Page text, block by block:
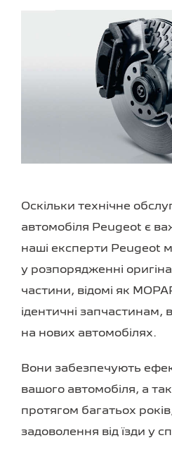
Оскільки технічне
автомобіля Peugeot є
наші експерти Peugeot
у розпорядженні
частини, відомі як
ідентичні запчастинам,
на нових автомобілях.
Вони забезпечують
вашого автомобіля, а
протягом багатьох
задоволення від їзди у